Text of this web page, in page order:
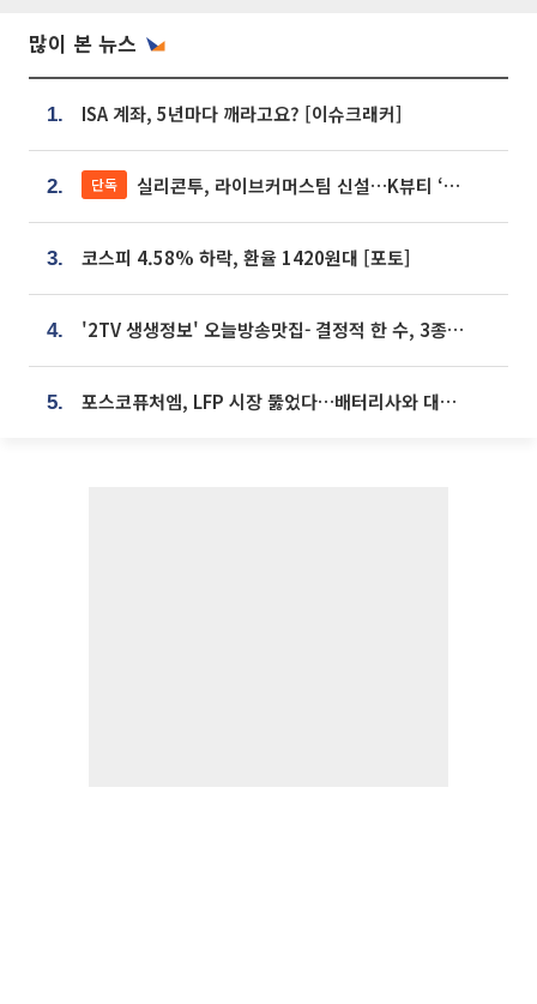
많이 본 뉴스
1. ISA 계좌, 5년마다 깨라고요? [이슈크래커]
2. 단독 실리콘투, 라이브커머스팀 신설…K뷰티 ‘글로벌 판매망’ 확대[K뷰티 라방戰]
3. 코스피 4.58% 하락, 환율 1420원대 [포토]
4. '2TV 생생정보' 오늘방송맛집- 결정적 한 수, 3종 메밀면! 메밀 소바 맛집 '의○○○○'
5. 포스코퓨처엠, LFP 시장 뚫었다…배터리사와 대규모 장기 공급 합의